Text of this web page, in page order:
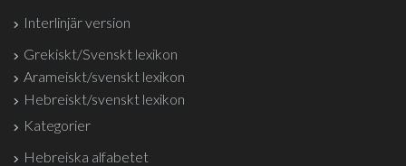
Interlinjär version
Grekiskt/Svenskt lexikon
Arameiskt/svenskt lexikon
Hebreiskt/svenskt lexikon
Kategorier
Hebreiska alfabetet